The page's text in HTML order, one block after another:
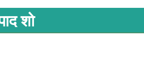
शो